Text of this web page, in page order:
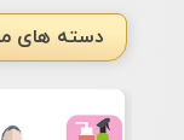
دسته های